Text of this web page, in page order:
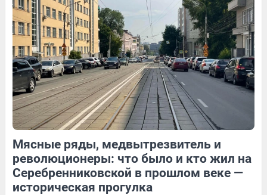
119 1 15 Обсудить
17
Мясные ряды, медвытрезвитель и
революционеры: что было и кто жил на
Серебренниковской в прошлом веке —
историческая прогулка